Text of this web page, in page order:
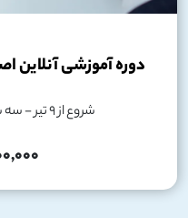
دوره آموزشی آنلاین
شروع از 9 تیر - سه شنبه‌ها از ساعت 14 الی 17